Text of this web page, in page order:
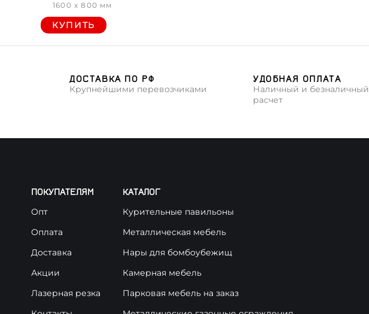
1600 x 800 мм
КУПИТЬ
ДОСТАВКА ПО РФ
Крупнейшими перевозчиками
УДОБНАЯ ОПЛАТА
Наличный и безналичный
расчет
ПОКУПАТЕЛЯМ
Опт
Оплата
Доставка
Акции
Лазерная резка
КАТАЛОГ
Курительные павильоны
Металлическая мебель
Нары для бомбоубежищ
Камерная мебель
Парковая мебель на заказ